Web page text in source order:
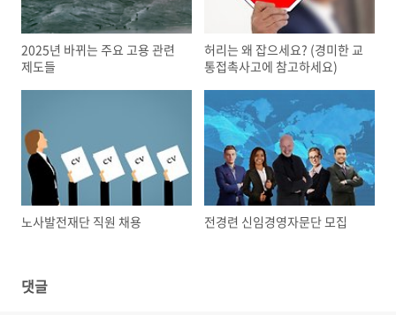
2025년 바뀌는 주요 고용 관련
제도들
허리는 왜 잡으세요? (경미한 교
통접촉사고에 참고하세요)
노사발전재단 직원 채용 전경련 신임경영자문단 모집
댓글